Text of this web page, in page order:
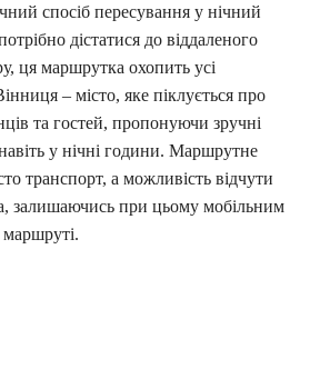
спосіб пересування у нічний
дістатися до віддаленого
ця маршрутка охопить усі
– місто, яке піклується про
та гостей, пропонуючи зручні
у нічні години. Маршрутне
транспорт, а можливість відчути
залишаючись при цьому мобільним